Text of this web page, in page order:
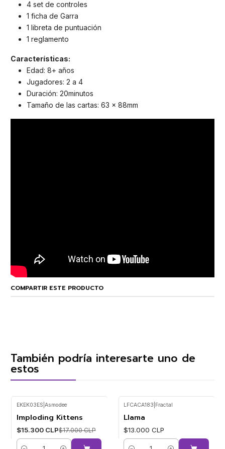
4 set de controles
1 ficha de Garra
1 libreta de puntuación
1 reglamento
Características:
Edad: 8+ años
Jugadores: 2 a 4
Duración: 20minutos
Tamaño de las cartas: 63 x 88mm
COMPARTIR ESTE PRODUCTO
También podría interesarte uno de
estos
-10%
EKEK03ES Asmodee
Imploding Kittens
$15.300 CLP$17.000 CLP
LFCACA183 Fractal
Llama
$13.000 CLP